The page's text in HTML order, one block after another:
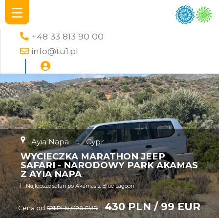
+48 33 813 90 00
info@tu1.pl
Ayia Napa → Cypr
WYCIECZKA MARATHON JEEP
SAFARI - NARODOWY PARK AKAMAS
Z AYIA NAPA
Najlepsze safari po Akamas z Blue Lagoon
Cena od 521 PLN / 120 EUR 430 PLN / 99 EUR